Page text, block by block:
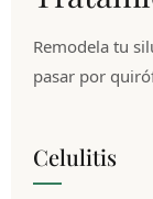
Remodela tu
pasar por
Celulitis